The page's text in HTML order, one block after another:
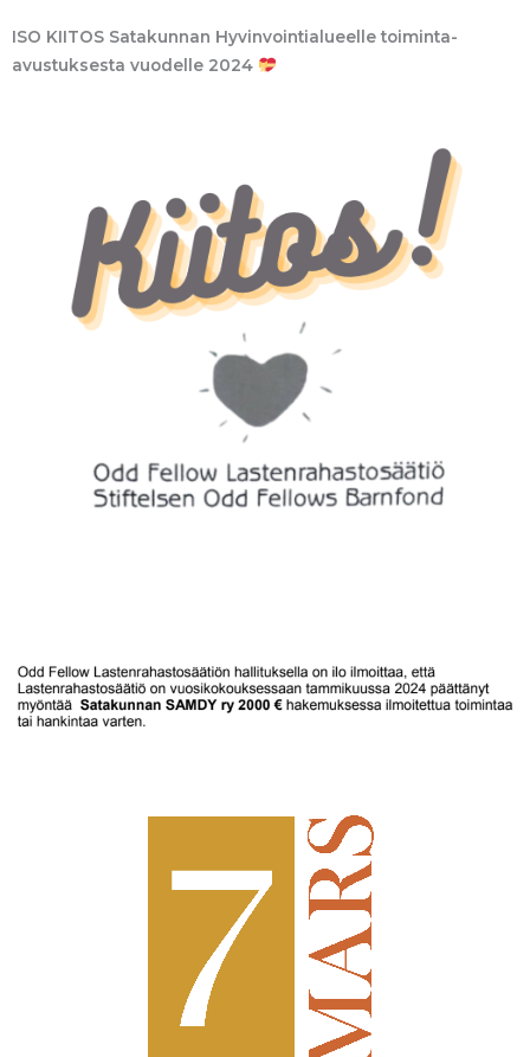
ISO KIITOS Satakunnan Hyvinvointialueelle toiminta-
avustuksesta vuodelle 2024